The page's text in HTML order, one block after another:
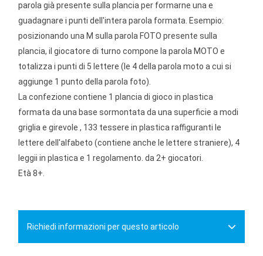
parola già presente sulla plancia per formarne una e
guadagnare i punti dell'intera parola formata. Esempio:
posizionando una M sulla parola FOTO presente sulla
plancia, il giocatore di turno compone la parola MOTO e
totalizza i punti di 5 lettere (le 4 della parola moto a cui si
aggiunge 1 punto della parola foto).
La confezione contiene 1 plancia di gioco in plastica
formata da una base sormontata da una superficie a modi
griglia e girevole , 133 tessere in plastica raffiguranti le
lettere dell'alfabeto (contiene anche le lettere straniere), 4
leggii in plastica e 1 regolamento. da 2+ giocatori.
Età 8+.
Richiedi informazioni per questo articolo